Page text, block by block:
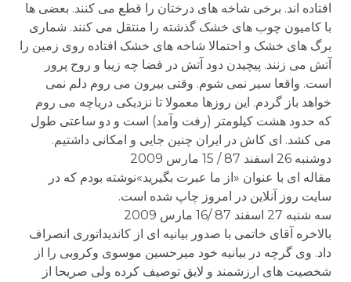
افتاده اند. برخی شاخه های درختان را قطع می کنند. بعضی ها
با کامیون چوب های خشک گذشته را منتقل می کنند. شماری
برگ های خشک و احتمالا شاخه های خشک افتاده روی زمین را
آتش می زنند. پیچیدن دود آتش در فضا چه زیبا و روح پرور
است. واقعا سیر نمی شوم. وقتی بیرون می روم دلم نمی
خواهد باز گردم. این روزها معمولا تا نزدیکی دریاچه می روم
که حدود هشت کیلومتر (رفت وآمد) است و دو ساعتی طول
می کشد. ای کاش در ایران چنین جایی و امکانی داشتیم.
دوشنبه 26 اسفند 87 / 15 مارس 2009
مقاله ای با عنوان «از ما عبرت بگیرید»نوشته بودم که در
سایت روز آنلاین در امروز چاپ شده است.
سه شنبه 27 اسفند 87 /16 مارس 2009
بالاخره آقای خاتمی با صدور بیانیه ای از کاندیداتوری انصراف
داد. وی گرچه در بیانیه خود میرحسین موسوی وکروبی را از
شخصیت های ارزشمند و لایق توصیف کرده ولی صریحا از